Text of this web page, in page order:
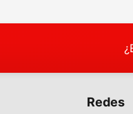
Redes